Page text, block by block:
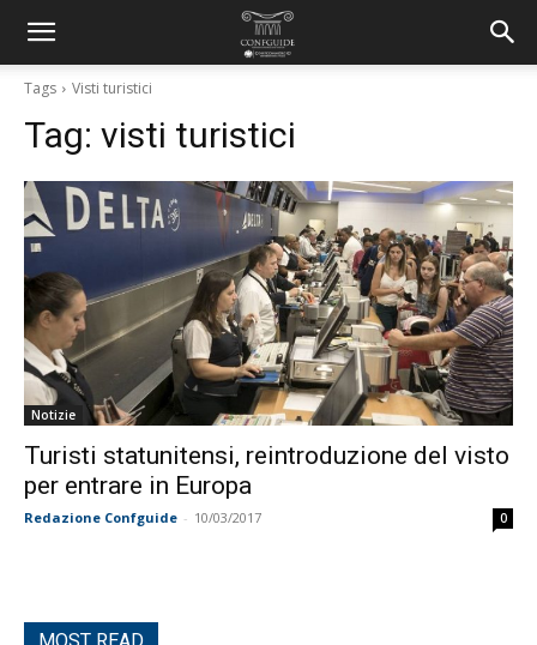
Tags Visti turistici
Tag: visti turistici
Notizie
Turisti statunitensi, reintroduzione del visto
per entrare in Europa
Redazione Confguide - 10/03/2017 0